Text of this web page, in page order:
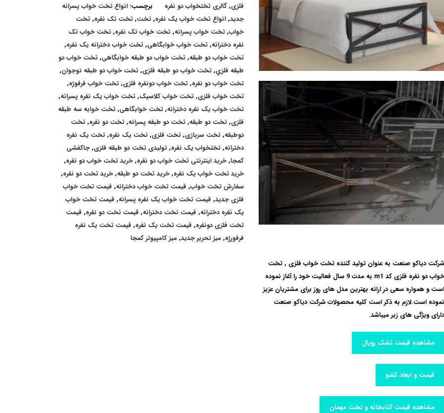
فلزی,گالری تختخواب دو نفره برچسب: انواع تخت خواب پسرانه
جدید,انواع تخت خواب یک نفره,تخت,تخت تک نفره,تخت
خواب,تخت خواب پسرانه,تخت خواب تک نفره,تخت خواب تک
نفره دخترانه,تخت خواب خوابگاهی,تخت خواب دخترانه یک نفره,
تخت خواب دو طبقه,تخت خواب دو طبقه خوابگاهی,تخت خواب دو
طبقه فلزي,تخت خواب دو طبقه فلزی,تخت خواب دو طبقه نوجوان,
تخت خواب دو نفره,تخت خواب دونفره فلزی,تخت خواب فرفوژه,
تخت خواب فلزی,تخت خواب کلاسیک,تخت خواب یک نفره پسرانه,
تخت خواب یک نفره دخترانه,تخت خوابگاهی,تخت خوابه سه طبقه
فلزی,تخت دو طبقه,تخت دو طبقه پسرانه,تخت دو نفره,تخت
دوطبقه,تخت سربازی,تخت فلزی,تخت یک نفره,تخت یک نفره
دخترانه,تختخواب یک نفره,تولیدی تخت دو طبقه فلزی,جاکفشی
کمجا,خرید اینترنتی تخت خواب دو نفره,خرید تخت خواب دو نفره,
خرید تخت خواب یک نفره,خرید تخت دو طبقه,خرید تخت دو نفره,
سفارش تخت خواب, قیمت تخت خواب دخترانه, قیمت تخت خواب
فلزی جدید, قیمت تخت خواب یک نفره پسرانه, قیمت تخت خواب
یک نفره دخترانه, قیمت تخت دخترانه, قیمت تخت دو نفره, قیمت
تخت فلزی دونفره, قیمت تخت یک نفره, قیمت تخت یک نفره
فرفورژه,میز تحریر جدید,میز کامپیوتر کمجا
شرکت دیاکو صنعت به عنوان تولید کننده تخت خواب فلزی , تخت
خواب دو نفره فلزی
کد m1 به مدت 9 سال فعالیت خود را آغاز نموده
است و همواره سعی در ارائه بهترین مدل های روز برای مشتریان عزیز
نموده است.لازم به ذکر است کلیه محصولاتشرکت دیاکو صنعت
دارای ویژگی های زیر میباشد.
مشاهده قیمت تشک رویال
قیمت و ابعاد کشو
مشاهده قیمت کتابخانه و تخت مهمان